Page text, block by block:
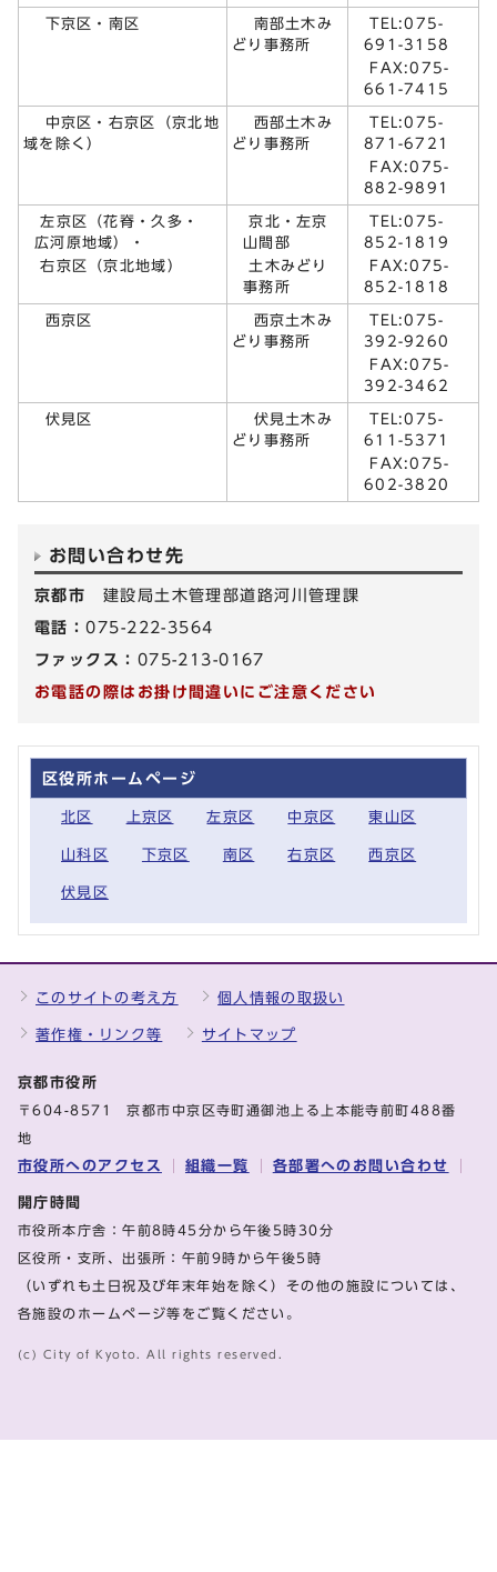
下京区・南区
南部土木み
どり事務所
TEL:075-
691-3158
FAX:075-
661-7415
中京区・右京区（京北地
域を除く）
西部土木み
どり事務所
TEL:075-
871-6721
FAX:075-
882-9891
左京区（花脊・久多・
広河原地域）・
右京区（京北地域）
京北・左京
山間部
土木みどり
事務所
TEL:075-
852-1819
FAX:075-
852-1818
西京区
西京土木み
どり事務所
TEL:075-
392-9260
FAX:075-
392-3462
伏見区
伏見土木み
どり事務所
TEL:075-
611-5371
FAX:075-
602-3820
お問い合わせ先
京都市 建設局土木管理部道路河川管理課
電話：075-222-3564
ファックス： 075-213-0167
お電話の際はお掛け間違いにご注意ください
区役所ホームページ
北区 上京区 左京区 中京区 東山区
山科区 下京区 南区 右京区 西京区
伏見区
このサイトの考え方 個人情報の取扱い
著作権・リンク等 サイトマップ
京都市役所
〒604-8571 京都市中京区寺町通御池上る上本能寺前町488番
地
市役所へのアクセス 組織一覧 各部署へのお問い合わせ
開庁時間
市役所本庁舎：午前8時45分から午後5時30分
区役所・支所、出張所：午前9時から午後5時
（いずれも土日祝及び年末年始を除く）その他の施設については、
各施設のホームページ等をご覧ください。
(c) City of Kyoto. All rights reserved.